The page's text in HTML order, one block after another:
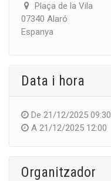
Plaça de la Vila
07340 Alaró
Espanya
Data i hora
De 21/12/2025 09:30
A 21/12/2025 12:00
Organitzador